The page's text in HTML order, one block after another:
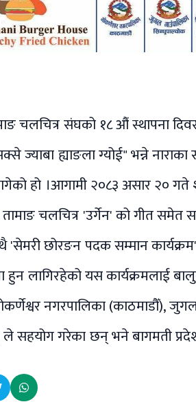
चलचित्र संघको १८ औं स्थापना
ज्याबा ह्याङला ग्योई" भन्ने
हो ।​आगामी २०८३ असार २०
तामाङ चलचित्र 'उर्गेन' को गीत
'सेमरी छोरङन पदक सम्मान
हुन लागिरहेको यस कार्यक्रमलाई
नगरपालिका (काठमाडौँ),
सहयोग गरेका छन् भने बागमती